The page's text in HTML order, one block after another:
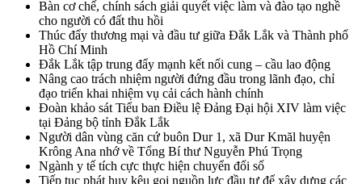
Bàn cơ chế, chính sách giải quyết việc làm và đào tạo nghề
cho người có đất thu hồi
Thúc đẩy thương mại và đầu tư giữa Đắk Lắk và Thành phố
Hồ Chí Minh
Đắk Lắk tập trung đẩy mạnh kết nối cung – cầu lao động
Nâng cao trách nhiệm người đứng đầu trong lãnh đạo, chỉ
đạo triển khai nhiệm vụ cải cách hành chính
Đoàn khảo sát Tiểu ban Điều lệ Đảng Đại hội XIV làm việc
tại Đảng bộ tỉnh Đắk Lắk
Người dân vùng căn cứ buôn Dur 1, xã Dur Kmăl huyện
Krông Ana nhớ về Tổng Bí thư Nguyễn Phú Trọng
Ngành y tế tích cực thực hiện chuyển đổi số
Tiếp tục phát huy kêu gọi nguồn lực đầu tư để xây dựng các